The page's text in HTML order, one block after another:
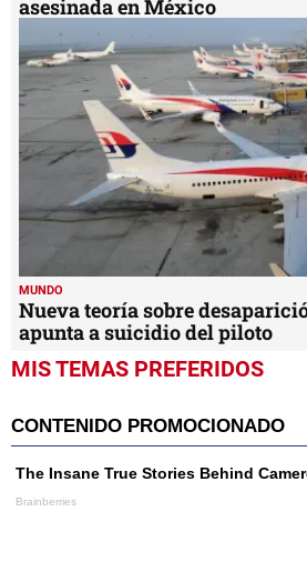
asesinada en México
MUNDO
Nueva teoría sobre
apunta a suicidio del piloto
MIS TEMAS PREFERIDOS